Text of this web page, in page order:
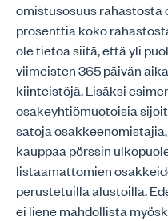
omistusosuus rahastosta
prosenttia koko
ole tietoa siitä, että yli
viimeisten 365 päivän
kiinteistöjä. Lisäksi
osakeyhtiömuotoisia
satoja
kauppaa pörssin
listaamattomien
perustetuilla alustoilla.
ei liene mahdollista